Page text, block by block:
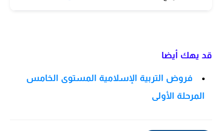
قد يهك أيضا
فروض التربية الإسلامية المستوى الخامس
المرحلة الأولى